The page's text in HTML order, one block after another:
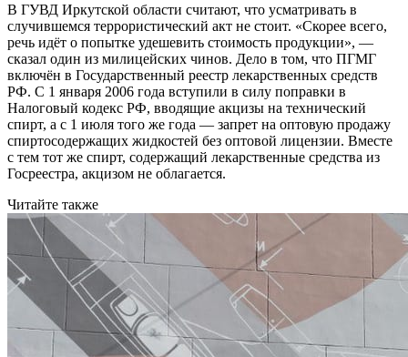
В ГУВД Иркутской области считают, что усматривать в
случившемся террористический акт не стоит. «Скорее всего,
речь идёт о попытке удешевить стоимость продукции», —
сказал один из милицейских чинов. Дело в том, что ПГМГ
включён в Государственный реестр лекарственных средств
РФ. С 1 января 2006 года вступили в силу поправки в
Налоговый кодекс РФ, вводящие акцизы на технический
спирт, а с 1 июля того же года — запрет на оптовую продажу
спиртосодержащих жидкостей без оптовой лицензии. Вместе
с тем тот же спирт, содержащий лекарственные средства из
Госреестра, акцизом не облагается.
Читайте также